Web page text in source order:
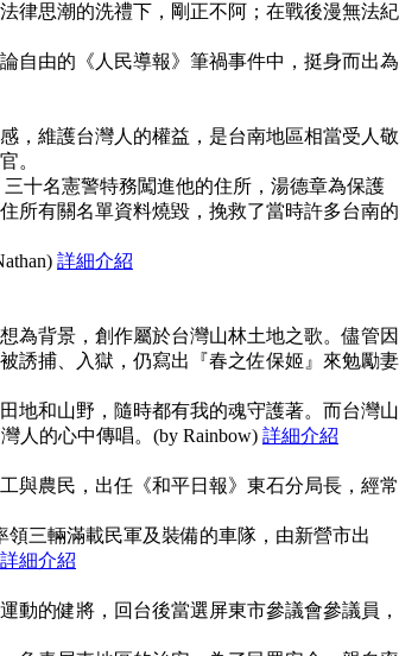
律思潮的洗禮下，剛正不阿；在戰後漫無法紀
自由的《人民導報》筆禍事件中，挺身而出為
，維護台灣人的權益，是台南地區相當受人敬
。
十名憲警特務闖進他的住所，湯德章為保護
所有關名單資料燒毀，挽救了當時許多台南的
詳細介紹
為背景，創作屬於台灣山林土地之歌。儘管因
誘捕、入獄，仍寫出『春之佐保姬』來勉勵妻
地和山野，隨時都有我的魂守護著。而台灣山
人的心中傳唱。(by Rainbow) 詳細介紹
與農民，出任《和平日報》東石分局長，經常
三輛滿載民軍及裝備的車隊，由新營市出
詳細介紹
動的健將，回台後當選屏東市參議會參議員，